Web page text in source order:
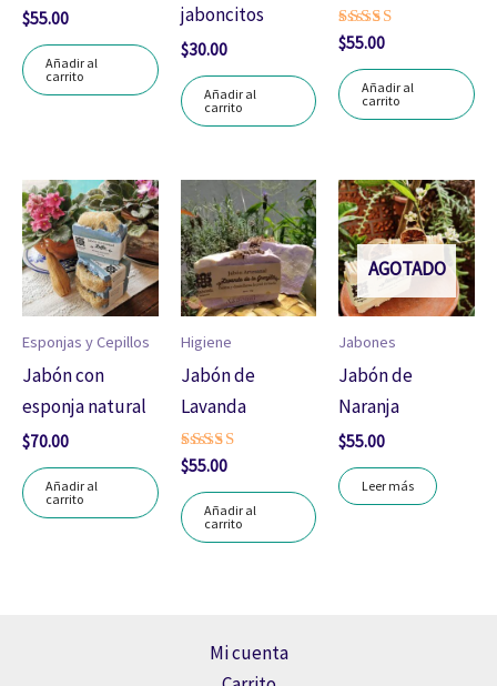
$55.00
Añadir al
carrito
jaboncitos
$30.00
Añadir al
carrito
Valorado
con
5.00
de 5
$55.00
Añadir al
carrito
Esponjas y Cepillos
Jabón con
esponja natural
$70.00
Añadir al
carrito
Higiene
Jabón de
Lavanda
Valorado
con
5.00
de 5
$55.00
Añadir al
carrito
AGOTADO
Jabones
Jabón de
Naranja
$55.00
Leer más
Mi cuenta